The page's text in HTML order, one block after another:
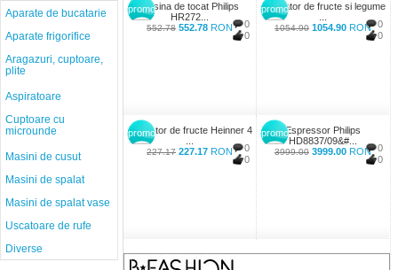
promo
0
0
Masina de tocat Philips
HR272...
552.78 552.78 RON
promo
0
0
Storcator de fructe si legume
1054.90 1054.90 RON
promo
0
0
Storcator de fructe Heinner 4
227.17 227.17 RON
promo
0
0
Espressor Philips
HD8837/09&#...
3999.00 3999.00 RON
Aparate de bucatarie
Aparate frigorifice
Aragazuri, cuptoare,
plite
Aspiratoare
Cuptoare cu
microunde
Masini de cusut
Masini de spalat
Masini de spalat vase
Uscatoare de rufe
Diverse